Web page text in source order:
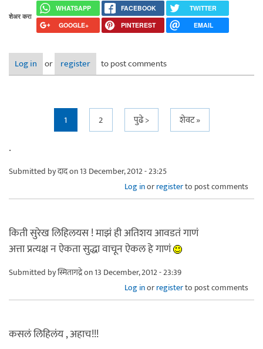
शेअर करा
WHATSAPP FACEBOOK
TWITTER
GOOGLE+
PINTEREST EMAIL
Log in or register to post comments
1 2 पुढे > शेवट »
.
Submitted byदादon 13 December, 2012 - 23:25
Log inorregisterto post comments
किती सुरेख लिहिलयस ! माझं ही अतिशय आवडतं गाणं
अत्ता प्रत्यक्ष न ऐकता सुद्धा वाचून ऐकल हे गाणं
Submitted byस्मितागद्रेon 13 December, 2012 - 23:39
Log inorregisterto post comments
कसलं लिहिलंय , अहाच!!!